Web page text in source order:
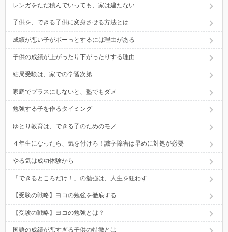
レンガをただ積んでいっても、家は建たない
子供を、できる子供に変身させる方法とは
成績が悪い子がボーっとするには理由がある
子供の成績が上がったり下がったりする理由
結局受験は、家での学習次第
家庭でプラスにしないと、塾でもダメ
勉強する子を作るタイミング
ゆとり教育は、できる子のためのモノ
４年生になったら、気を付けろ！識字障害は早めに対処が必要
やる気は成功体験から
「できるところだけ！」の勉強は、人生を狂わす
【受験の戦略】ヨコの勉強を徹底する
【受験の戦略】ヨコの勉強とは？
国語の成績が悪すぎる子供の特徴とは